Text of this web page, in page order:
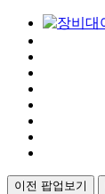
이전 팝업보기